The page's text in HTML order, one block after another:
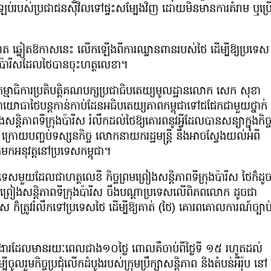
ប់របស់ប្រជាជនស៊ីវិលទៅផ្ទះសម្បែងវិញ ដោយមិនមានការគំរាម ឬប្រ
ៀតឱកាសនេះ លើកឡើងពីការឈ្លានពានរបស់ថៃ ដើម្បីឱ្យប្រទេស
ារីសដែលថៃបានចុះហត្ថលេខា។
ាធិការប្រតិបត្តិគណបក្សប្រជាធិបតេយ្យមូលដ្ឋានលោក សេក សុខា
ថៃបន្តកាន់កាប់ដែនអធិបតេយ្យភាពកម្ពុជាទៅជជែកជាមួយថ្នាក់
ន្តិភាពទីក្រុងប៉ារីស រំលឹកដល់ថៃឱ្យគោរពនូវអ្វីដែលបានសន្យាក្នុងកិច្ច
រោយបញ្ចប់ទស្សនកិច្ច លោកនាយករដ្ឋមន្រ្តី នឹងអាចស្វែងយល់អំពី
អនុវត្តនៅប្រទេសកម្ពុជា។
សមួយដែលជាហត្ថលេខី កិច្ចព្រមព្រៀងសន្តិភាពទីក្រុងប៉ារីស ថៃក៏ដូច
មព្រៀងសន្តិភាពទីក្រុងប៉ារីស ចឹងបណ្ដាប្រទេសលើពិភពលោក ដូចជា
ក៏ត្រូវរំលឹកទៅប្រទេសថៃ ដើម្បីឱ្យគាត់ (ថៃ) គោរពគោលការណ៍ច្បា
ារដែលមានរយៈពេលជាង១០ថ្ងៃ ពោលគឺចាប់ពីថ្ងៃទី ១៥ រហូតដល់
បីចូលរួមកិច្ចប្រជុំលើកដំបូងរបស់ក្រុមប្រឹក្សាសន្តិភាព និងតំបន់អឺរ៉ុប នៅ